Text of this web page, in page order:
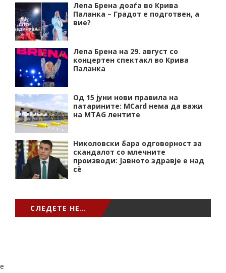
Лепа Брена доаѓа во Крива
Паланка – Градот е подготвен, а
вие?
Лепа Брена на 29. август со
концертен спектакл во Крива
Паланка
Од 15 јуни нови правила на
патарините: MCard нема да важи
на MTAG лентите
Николовски бара одговорност за
скандалот со млечните
производи: Јавното здравје е над
сѐ
СЛЕДЕТЕ НЕ…
e